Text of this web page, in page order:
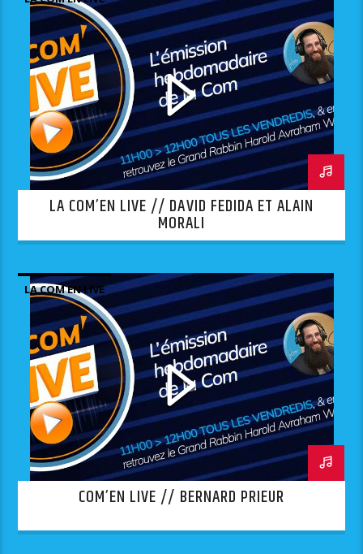
LA COM’EN LIVE // DAVID FEDIDA ET ALAIN
MORALI
LA COM EN LIVE
COM’EN LIVE // BERNARD PRIEUR